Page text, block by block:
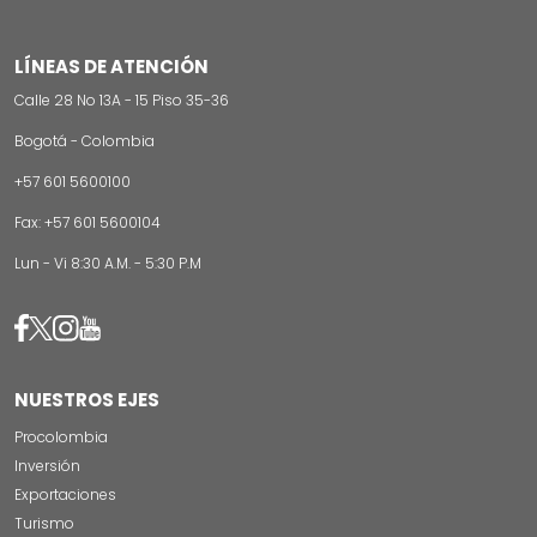
LÍNEAS DE ATENCIÓN
Calle 28 No 13A - 15 Piso 35-36
Bogotá - Colombia
+57 601 5600100
Fax: +57 601 5600104
Lun - Vi 8:30 A.M. - 5:30 P.M
Image
Image
ImageImage
NUESTROS EJES
Procolombia
Inversión
Exportaciones
Turismo